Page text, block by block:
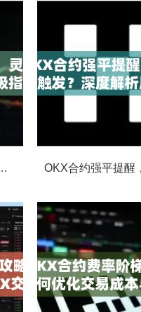
风控与资金利用的终极指南